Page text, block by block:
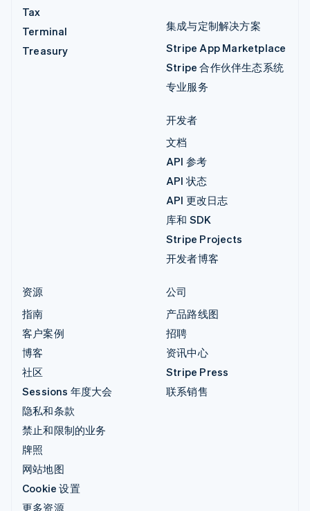
Tax
Terminal
Treasury
集成与定制解决方案
Stripe App Marketplace
Stripe 合作伙伴生态系统
专业服务
开发者
文档
API 参考
API 状态
API 更改日志
库和 SDK
Stripe Projects
开发者博客
资源
指南
客户案例
博客
社区
Sessions 年度大会
隐私和条款
禁止和限制的业务
牌照
网站地图
Cookie 设置
更多资源
公司
产品路线图
招聘
资讯中心
Stripe Press
联系销售